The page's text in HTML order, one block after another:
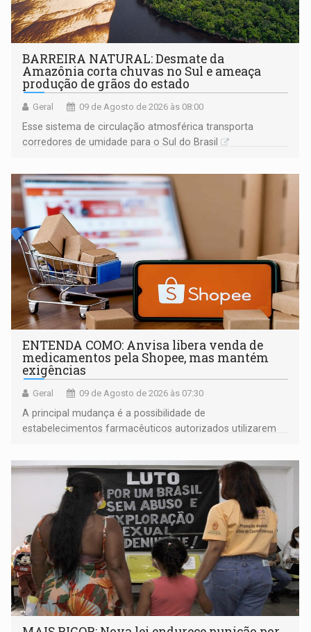
BARREIRA NATURAL: Desmate da
Amazônia corta chuvas no Sul e ameaça
produção de grãos do estado
Geral 09 de Agosto de 2026 às 08:00
Esse sistema de circulação atmosférica transporta
corredores de umidade para o Sul do Brasil
ENTENDA COMO: Anvisa libera venda de
medicamentos pela Shopee, mas mantém
exigências
Geral 09 de Agosto de 2026 às 07:30
A principal mudança é a possibilidade de
estabelecimentos farmacêuticos autorizados utilizarem